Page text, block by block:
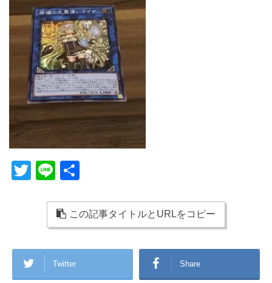
T
er
Li
e この記事タイトルとURLをコピー
Twitter Share